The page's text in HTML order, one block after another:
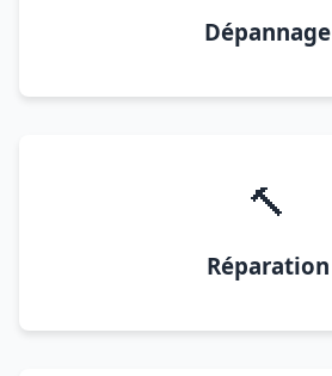
Dépannage
🔨
Réparation